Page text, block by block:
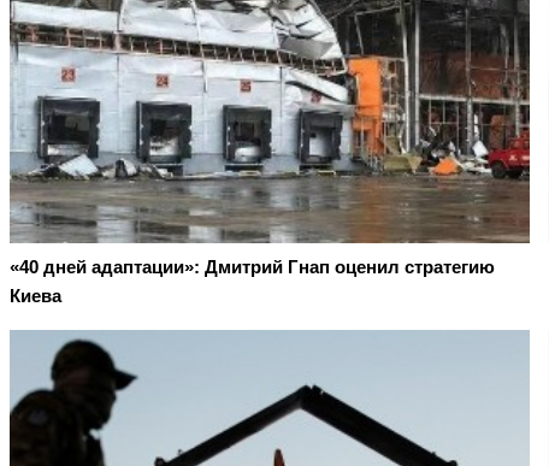
«40 дней адаптации»: Дмитрий Гнап оценил стратегию
Киева